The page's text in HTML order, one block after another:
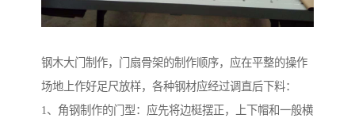
钢木大门制作，门扇骨架的制作顺序，应在平整的操作
场地上作好足尺放样，各种钢材应经过调直后下料：
1、角钢制作的门型：应先将边梃摆正，上下帽和一般横